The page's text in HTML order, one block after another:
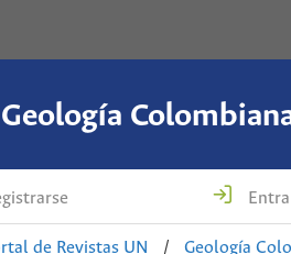
Geología
de Revistas UN /
Geología